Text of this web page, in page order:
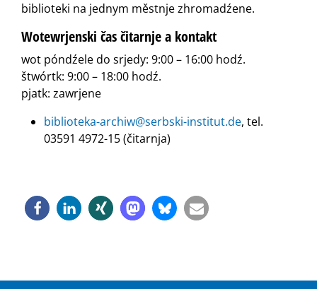
biblioteki na jednym městnje zhromadźene.
Wotewrjenski čas čitarnje a kontakt
wot póndźele do srjedy: 9:00 – 16:00 hodź.
štwórtk: 9:00 – 18:00 hodź.
pjatk: zawrjene
biblioteka-archiw@serbski-institut.de, tel.
03591 4972-15 (čitarnja)